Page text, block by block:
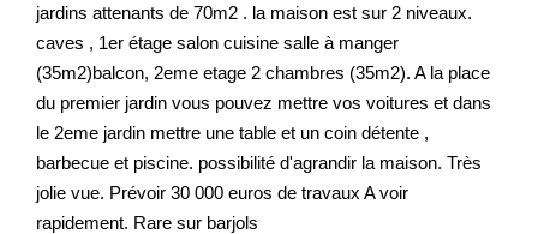
jardins attenants de 70m2 . la maison est sur 2 niveaux.
caves , 1er étage salon cuisine salle à manger
(35m2)balcon, 2eme etage 2 chambres (35m2). A la place
du premier jardin vous pouvez mettre vos voitures et dans
le 2eme jardin mettre une table et un coin détente ,
barbecue et piscine. possibilité d'agrandir la maison. Très
jolie vue. Prévoir 30 000 euros de travaux A voir
rapidement. Rare sur barjols